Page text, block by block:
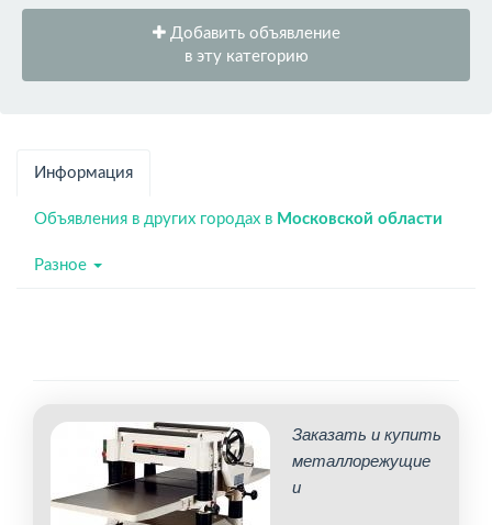
Добавить объявление
в эту категорию
Информация
Объявления в других городах в Московской области
Разное
Заказать и купить
металлорежущие
и